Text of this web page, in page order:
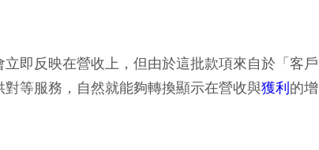
即反映在營收上，但由於這批款項來自於「客戶
等服務，自然就能夠轉換顯示在營收與獲利的增